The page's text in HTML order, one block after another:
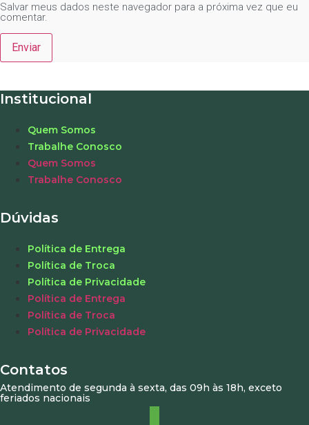
Salvar meus dados neste navegador para a próxima vez que eu
comentar.
Institucional
Quem Somos
Trabalhe Conosco
Quem Somos
Trabalhe Conosco
Dúvidas
Política de Entrega
Política de Troca
Política de Privacidade
Política de Entrega
Política de Troca
Política de Privacidade
Contatos
Atendimento de segunda à sexta, das 09h às 18h, exceto
feriados nacionais